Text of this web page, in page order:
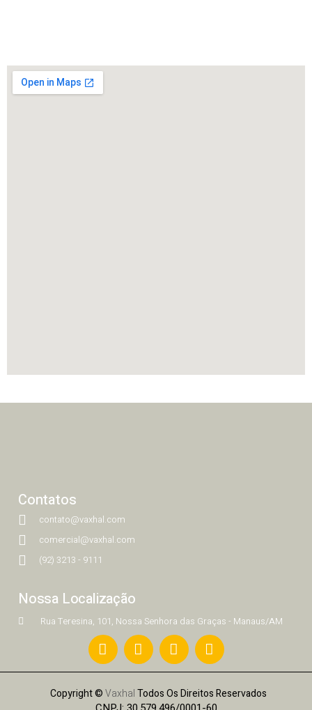
Contatos
contato@vaxhal.com
comercial@vaxhal.com
(92) 3213 - 9111
Nossa Localização
Rua Teresina, 101, Nossa Senhora das Graças - Manaus/AM
Copyright ©VaxhalTodos Os Direitos Reservados